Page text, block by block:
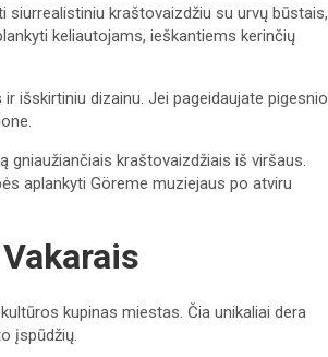
siurrealistiniu kraštovaizdžiu su urvų būstais,
keliautojams, ieškantiems kerinčių
išskirtiniu dizainu. Jei pageidaujate pigesnio
gniaužiančiais kraštovaizdžiais iš viršaus.
aplankyti Göreme muziejaus po atviru
kupinas miestas. Čia unikaliai dera
įspūdžių.